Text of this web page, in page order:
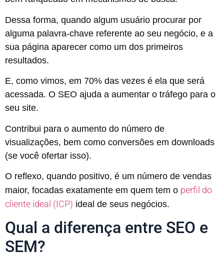
Dessa forma, quando algum usuário procurar por
alguma palavra-chave referente ao seu negócio, e a
sua página aparecer como um dos primeiros
resultados.
E, como vimos, em 70% das vezes é ela que será
acessada. O SEO ajuda a aumentar o tráfego para o
seu site.
Contribui para o aumento do número de
visualizações, bem como conversões em downloads
(se você ofertar isso).
O reflexo, quando positivo, é um número de vendas
maior, focadas exatamente em quem tem o perfil do
cliente ideal (ICP) ideal de seus negócios.
Qual a diferença entre SEO e
SEM?